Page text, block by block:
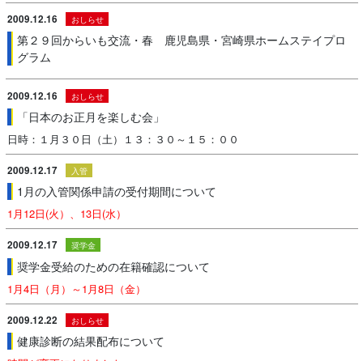
2009.12.16 おしらせ
第２９回からいも交流・春 鹿児島県・宮崎県ホームステイプロ
グラム
2009.12.16 おしらせ
「日本のお正月を楽しむ会」
日時：１月３０日（土）１３：３０～１５：００
2009.12.17 入管
1月の入管関係申請の受付期間について
1月12日(火）、13日(水）
2009.12.17 奨学金
奨学金受給のための在籍確認について
1月4日（月）～1月8日（金）
2009.12.22 おしらせ
健康診断の結果配布について